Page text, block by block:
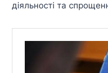
діяльності та